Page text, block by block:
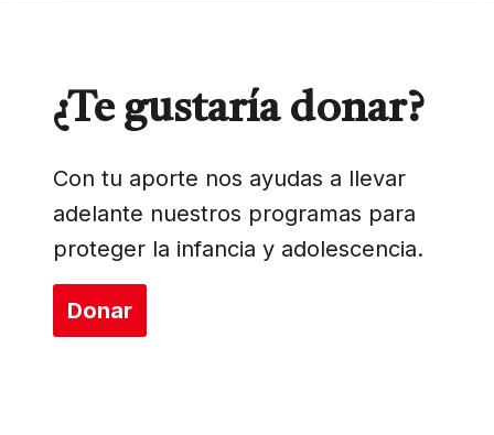
¿Te gustaría donar?
Con tu aporte nos ayudas a llevar
adelante nuestros programas para
proteger la infancia y adolescencia.
Donar